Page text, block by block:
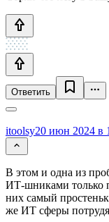
Ответить
itoolsy20 июн 2024 в
В этом и одна из
ИТ-шниками только
них самый
же ИТ сферы